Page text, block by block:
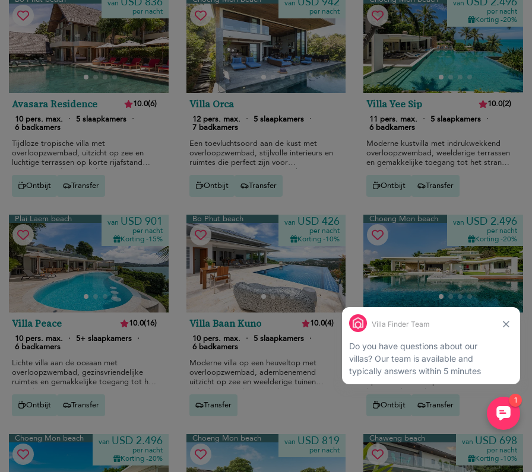
van
per nacht
Avasara Residence 10.0(6)
10 pers. max.
· 5 slaapkamers ·
6 badkamers
Tijdloze tropische villa met
overloopzwembad, uitzicht op zee en
luchtige terrassen op korte rijafstand
van het strand van Bo Phut.
Ontbijt
Transfer
van
per nacht
Villa Orca
12 pers. max. · 5 slaapkamers ·
7 badkamers
Een toevluchtsoord aan de kust met
overloopzwembad, stijlvolle interieurs en
ruimtes die perfect zijn voor
gezinsvakanties aan het strand.
Ontbijt
Transfer
van
per nacht
Korting -20%
Villa Yee Sip 10.0(2)
11 pers. max.
· 5 slaapkamers ·
6 badkamers
Moderne kustvilla met indrukwekkend
overloopzwembad, weelderige terrassen
en gemakkelijke toegang tot het strand
van Choeng Mon.
Ontbijt
Transfer
Plai Laem beach van USD 901
per nacht
Korting -15%
Villa Peace 10.0(16)
10 pers. max.
· 5+ slaapkamers ·
6 badkamers
Lichte villa aan de oceaan met
overloopzwembad, gezinsvriendelijke
ruimtes en gemakkelijke toegang tot het
strand.
Ontbijt
Transfer
Bo Phut beach van USD 426
per nacht
Korting -10%
Villa Baan Kuno 10.0(4)
10 pers. max.
· 5 slaapkamers ·
6 badkamers
Moderne villa op een heuveltop met
overloopzwembad, adembenemend
uitzicht op zee en weelderige tuinen
nabij het strand van Bo Phut.
Transfer
Choeng Mon beach van USD 2.496
per nacht
Korting -20%
Villa Samujana Neung (3)
7 badkamers
Moderne kustvilla met
overloopzwembad, panoramisch uitzicht
op de oceaan en op enkele minuten van
het strand van Choeng Mon.
Ontbijt
Transfer
Choeng Mon beach van USD 2.496
per nacht
Korting -20%
Choeng Mon beach van USD 819
per nacht
Chaweng beach van USD 698
per nacht
Korting -10%